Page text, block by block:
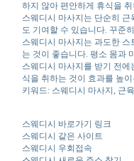
하지 않아 편안하게 휴식을
스웨디시 마사지는 단순히
도 기여할 수 있습니다. 꾸준
스웨디시 마사지는 과도한
는 것이 좋습니다. 평소 몸과
스웨디시 마사지를 받기 전
식을 취하는 것이 효과를 높
키워드: 스웨디시 마사지, 근
스웨디시 바로가기 링크
스웨디시 같은 사이트
스웨디시 우회접속